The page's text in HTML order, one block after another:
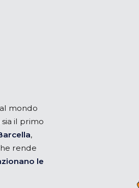
mondo
il primo
,
rende
le